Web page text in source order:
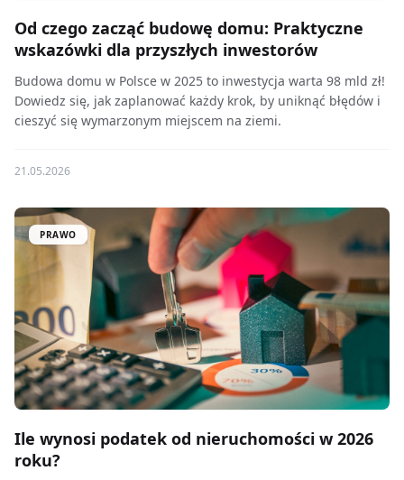
Od czego zacząć budowę domu: Praktyczne
wskazówki dla przyszłych inwestorów
Budowa domu w Polsce w 2025 to inwestycja warta 98 mld zł!
Dowiedz się, jak zaplanować każdy krok, by uniknąć błędów i
cieszyć się wymarzonym miejscem na ziemi.
21.05.2026
PRAWO
Ile wynosi podatek od nieruchomości w 2026
roku?